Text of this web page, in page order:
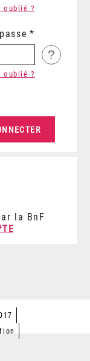
oublié ?
?
oublié ?
la BnF